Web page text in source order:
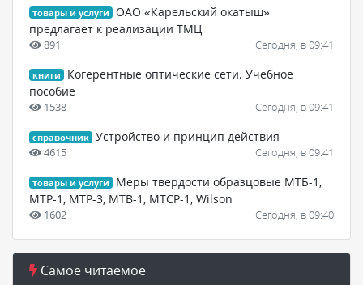
товары и услуги
ОАО «Карельский окатыш»
предлагает к реализации ТМЦ
891 Сегодня, в 09:41
книги
Когерентные оптические сети. Учебное
пособие
1538 Сегодня, в 09:41
справочник Устройство и принцип действия
4615 Сегодня, в 09:41
товары и услуги
Меры твердости образцовые МТБ-1,
МТР-1, МТР-3, МТВ-1, МТСР-1, Wilson
1602 Сегодня, в 09:40
Самое читаемое